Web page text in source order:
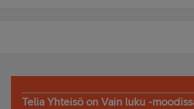
Telia Yhteisö on Vain luku -